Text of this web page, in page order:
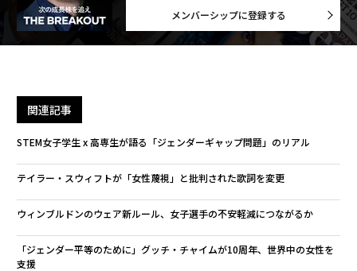
メンバーシップに登録する
関連記事
STEM女子学生 x 高専生が語る「ジェンダーギャップ問題」のリアル
テイラー・スウィフトが「女性蔑視」と批判された歌詞を変更
ウィンブルドンのウェア新ルール、女子選手の不安軽減につながるか
「ジェンダー平等のために」グッチ・チャイムが10周年、世界中の女性を
支援